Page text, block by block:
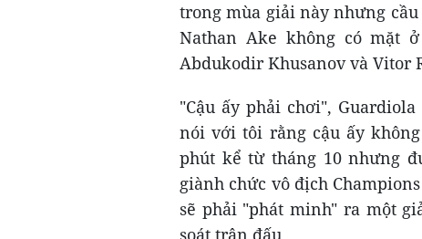
trong mùa giải này nhưng
Nathan Ake không có mặt
Abdukodir Khusanov và Vitor
"Cậu ấy phải chơi",
nói với tôi rằng cậu ấy
phút kể từ tháng 10 nhưng
giành chức vô địch
sẽ phải "phát minh" ra một
soát trận đấu.